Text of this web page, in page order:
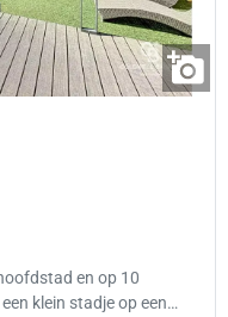
en op 10
klein stadje op een…